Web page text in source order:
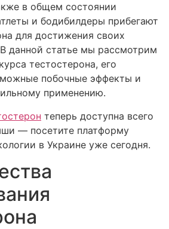
в общем состоянии
и бодибилдеры прибегают
для достижения своих
данной статье мы рассмотрим
тестостерона, его
побочные эффекты и
применению.
теперь доступна всего
— посетите платформу
в Украине уже сегодня.